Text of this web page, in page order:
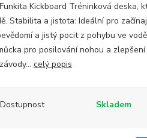
Funkita Kickboard Tréninková deska,
Stabilita a jistota: Ideální pro
a jistý pocit z pohybu ve
pro posilování nohou a
celý popis
Dostupnost Skladem